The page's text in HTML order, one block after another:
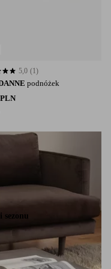
podnóżek
się na 1 ocenach
5,0 (1)
sezonu